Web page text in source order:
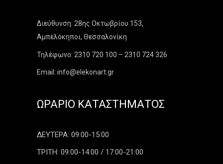
Διεύθυνση: 28ης Οκτωβρίου 153,
Αμπελόκηποι, Θεσσαλονίκη
Τηλέφωνο: 2310 720 100 – 2310 724 326
Email: info@elekonart.gr
ΩΡΆΡΙΟ ΚΑΤΑΣΤΉΜΑΤΟΣ
ΔΕΥΤΕΡΑ: 09:00-15:00
ΤΡΙΤΗ: 09:00-14:00 / 17:00-21:00